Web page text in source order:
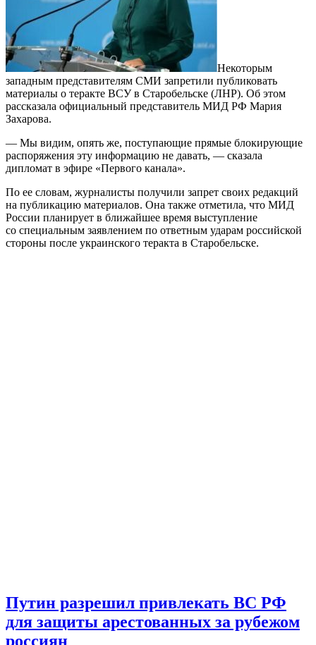
Некоторым
западным представителям СМИ запретили публиковать
материалы о теракте ВСУ в Старобельске (ЛНР). Об этом
рассказала официальный представитель МИД РФ Мария
Захарова.
— Мы видим, опять же, поступающие прямые блокирующие
распоряжения эту информацию не давать, — сказала
дипломат в эфире «Первого канала».
По ее словам, журналисты получили запрет своих редакций
на публикацию материалов. Она также отметила, что МИД
России планирует в ближайшее время выступление
со специальным заявлением по ответным ударам российской
стороны после украинского теракта в Старобельске.
Путин разрешил привлекать ВС РФ
для защиты арестованных за рубежом
россиян